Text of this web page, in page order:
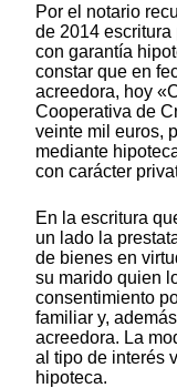
Por el notario
de 2014
con garantía
constar que en
acreedora, hoy
Cooperativa de
veinte mil euros,
mediante
con carácter
En la escritura
un lado la
de bienes en
su marido quien
consentimiento
familiar y,
acreedora. La
al tipo de interés
hipoteca.